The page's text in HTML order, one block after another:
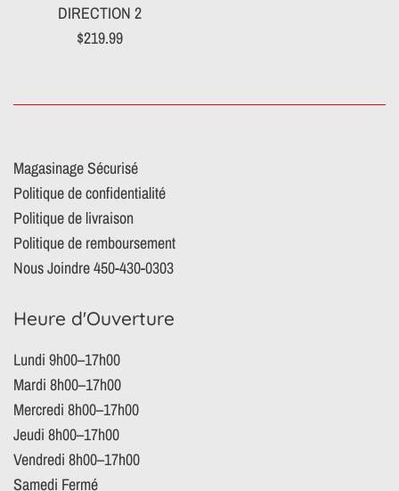
DIRECTION 2
Prix
$219.99
Magasinage Sécurisé
Politique de confidentialité
Politique de livraison
Politique de remboursement
Nous Joindre 450-430-0303
Heure d'Ouverture
Lundi 9h00–17h00
Mardi 8h00–17h00
Mercredi 8h00–17h00
Jeudi 8h00–17h00
Vendredi 8h00–17h00
Samedi Fermé